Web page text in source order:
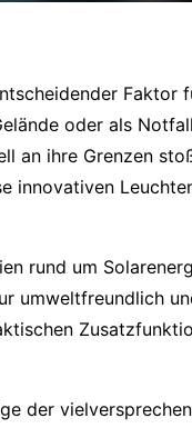
Faktor
oder als
an ihre Grenzen
innovativen
rund um
umweltfreundlich
der